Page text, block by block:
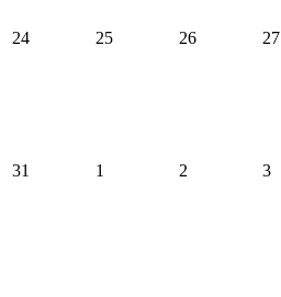
24
25 26 27
31 1 2 3